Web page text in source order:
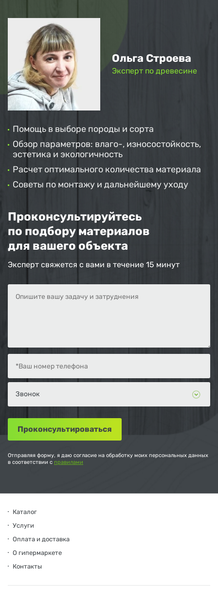
Ольга Строева
Эксперт по древесине
Помощь в выборе породы и сорта
Обзор параметров: влаго-, износостойкость,
эстетика и экологичность
Расчет оптимального количества материала
Советы по монтажу и дальнейшему уходу
Проконсультируйтесь
по подбору материалов
для вашего объекта
Эксперт свяжется с вами в течение 15 минут
Отправляя форму, я даю согласие на обработку моих персональных данных
в соответствии с правилами
Каталог
Услуги
Оплата и доставка
О гипермаркете
Контакты